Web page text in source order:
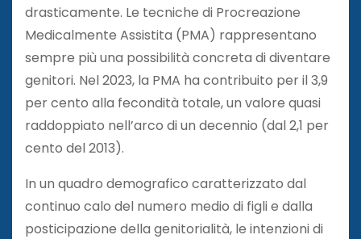
drasticamente. Le tecniche di Procreazione
Medicalmente Assistita (PMA) rappresentano
sempre più una possibilità concreta di diventare
genitori. Nel 2023, la PMA ha contribuito per il 3,9
per cento alla fecondità totale, un valore quasi
raddoppiato nell’arco di un decennio (dal 2,1 per
cento del 2013).
In un quadro demografico caratterizzato dal
continuo calo del numero medio di figli e dalla
posticipazione della genitorialità, le intenzioni di